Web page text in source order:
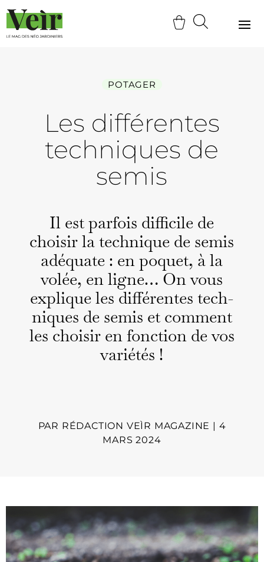
POTAGER
Les différentes
techniques de
semis
Il est par­fois dif­fi­cile de
choisir la tech­nique de semis
adéquate : en poquet, à la
volée, en ligne… On vous
explique les dif­férentes tech­
niques de semis et com­ment
les choisir en fonc­tion de vos
var­iétés !
PAR RÉDACTION VEÌR MAGAZINE | 4
MARS 2024